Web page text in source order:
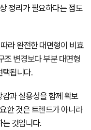
정리가 필요하다는 점도
라 완전한 대면형이 비효
조 변경보다 부분 대면형
택됩니다.
과 실용성을 함께 확보
한 것은 트렌드가 아니라
는 것입니다.